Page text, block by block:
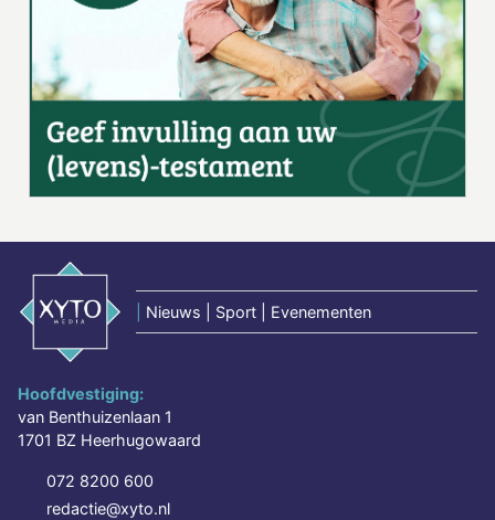
Nieuws | Sport | Evenementen
Hoofdvestiging:
van Benthuizenlaan 1
1701 BZ Heerhugowaard
072 8200 600
redactie@xyto.nl